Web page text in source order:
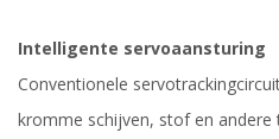
Intelligente servoaansturing
Conventionele
kromme schijven, stof en